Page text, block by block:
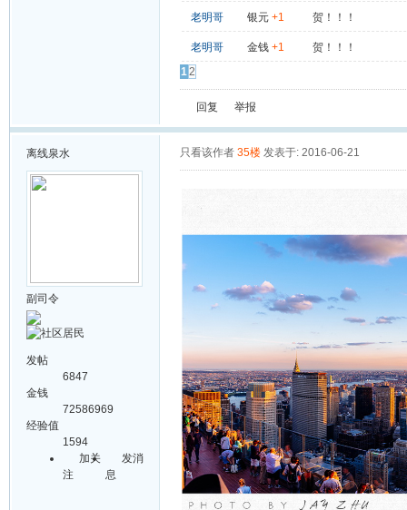
老明哥 银元 +1 贺！！！
老明哥 金钱 +1
贺！！！
12
回复 举报
离线泉水
副司令
发帖
6847
金钱
72586969
经验值
1594
加关
注
发消
息
只看该作者 35楼 发表于: 2016-06-21